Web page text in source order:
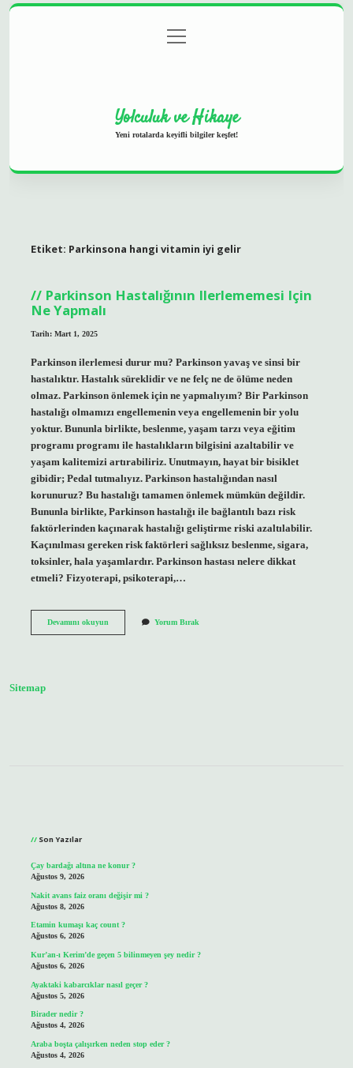
Gizlilik Politikası
menüyü
aç
Yolculuk ve Hikaye
Yeni rotalarda keyifli bilgiler keşfet!
Etiket: Parkinsona hangi vitamin iyi gelir
Parkinson Hastalığının Ilerlememesi Için
Ne Yapmalı
Tarih: Mart 1, 2025
Parkinson ilerlemesi durur mu? Parkinson yavaş ve sinsi bir
hastalıktır. Hastalık süreklidir ve ne felç ne de ölüme neden
olmaz. Parkinson önlemek için ne yapmalıyım? Bir Parkinson
hastalığı olmamızı engellemenin veya engellemenin bir yolu
yoktur. Bununla birlikte, beslenme, yaşam tarzı veya eğitim
programı programı ile hastalıkların bilgisini azaltabilir ve
yaşam kalitemizi artırabiliriz. Unutmayın, hayat bir bisiklet
gibidir; Pedal tutmalıyız. Parkinson hastalığından nasıl
korunuruz? Bu hastalığı tamamen önlemek mümkün değildir.
Bununla birlikte, Parkinson hastalığı ile bağlantılı bazı risk
faktörlerinden kaçınarak hastalığı geliştirme riski azaltılabilir.
Kaçınılması gereken risk faktörleri sağlıksız beslenme, sigara,
toksinler, hala yaşamlardır. Parkinson hastası nelere dikkat
etmeli? Fizyoterapi, psikoterapi,…
Devamını okuyunParkinson
Yorum Bırak
Sitemap
Son Yazılar
Çay bardağı altına ne konur ?
Ağustos 9, 2026
Nakit avans faiz oranı değişir mi ?
Ağustos 8, 2026
Etamin kumaşı kaç count ?
Ağustos 6, 2026
Kur’an-ı Kerim’de geçen 5 bilinmeyen şey nedir ?
Ağustos 6, 2026
Ayaktaki kabarcıklar nasıl geçer ?
Ağustos 5, 2026
Birader nedir ?
Ağustos 4, 2026
Araba boşta çalışırken neden stop eder ?
Ağustos 4, 2026